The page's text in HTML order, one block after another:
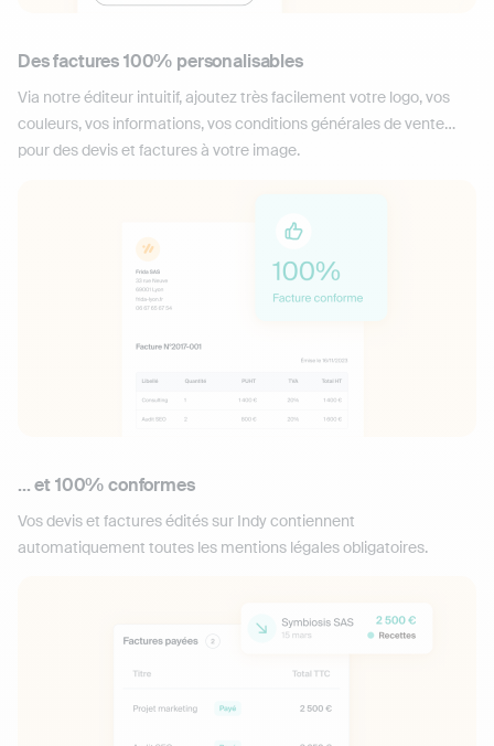
Des factures 100% personalisables
Via notre éditeur intuitif, ajoutez très facilement votre logo, vos
couleurs, vos informations, vos conditions générales de vente…
pour des devis et factures à votre image.
... et 100% conformes
Vos devis et factures édités sur Indy contiennent
automatiquement toutes les mentions légales obligatoires.